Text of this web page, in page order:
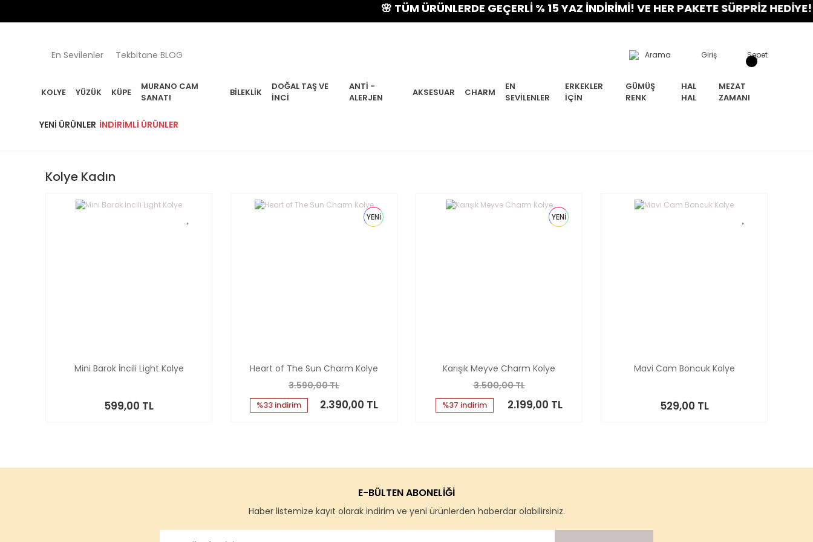
🌸 TÜM ÜRÜNLERDE GEÇERLİ % 15 YAZ İNDİRİMİ! VE HER PAKETE SÜRPRİZ HEDİYE!
En Sevilenler Tekbitane BLOG Arama Giriş Sepet
KOLYE YÜZÜK KÜPE
MURANO CAM
SANATI
BILEKLIK
DOĞAL TAŞ VE
İNCI
ANTI -
ALERJEN
AKSESUAR CHARM
EN
SEVILENLER
ERKEKLER
İÇIN
GÜMÜŞ
RENK
HAL
HAL
MEZAT
ZAMANI
YENI ÜRÜNLER İNDIRIMLI ÜRÜNLER
Kolye Kadın
Mini Barok İncili Light Kolye
599,00 TL
YENİ
Heart of The Sun Charm Kolye
3.590,00 TL
%33 indirim 2.390,00 TL
YENİ
Karışık Meyve Charm Kolye
3.500,00 TL
%37 indirim 2.199,00 TL
Mavi Cam Boncuk Kolye
529,00 TL
E-BÜLTEN ABONELİĞİ
Haber listemize kayıt olarak indirim ve yeni ürünlerden haberdar olabilirsiniz.